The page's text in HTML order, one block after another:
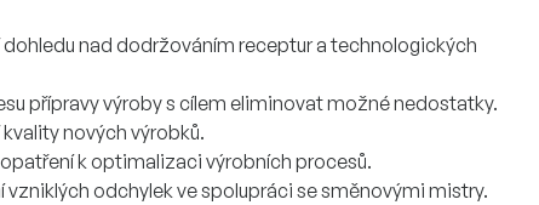
nad dodržováním receptur a technologických
přípravy výroby s cílem eliminovat možné nedostatky.
nových výrobků.
k optimalizaci výrobních procesů.
vzniklých odchylek ve spolupráci se směnovými mistry.